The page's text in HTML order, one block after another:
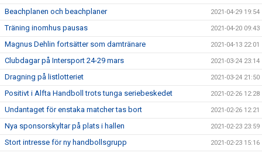
Beachplanen och beachplaner 2021-04-29 19:54
Träning inomhus pausas 2021-04-20 09:43
Magnus Dehlin fortsätter som damtränare 2021-04-13 22:01
Clubdagar på Intersport 24-29 mars 2021-03-24 23:14
Dragning på listlotteriet 2021-03-24 21:50
Positivt i Alfta Handboll trots tunga seriebeskedet 2021-02-26 12:28
Undantaget för enstaka matcher tas bort 2021-02-26 12:21
Nya sponsorskyltar på plats i hallen 2021-02-23 23:59
Stort intresse för ny handbollsgrupp 2021-02-23 15:16